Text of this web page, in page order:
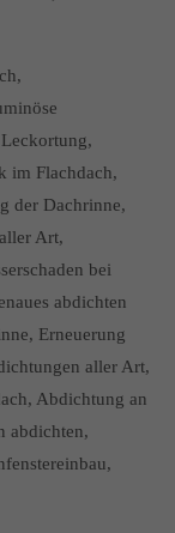
im Flachdach,
der Dachrinne,
Art,
bei
abdichten
Erneuerung
aller Art,
Abdichtung an
abdichten,